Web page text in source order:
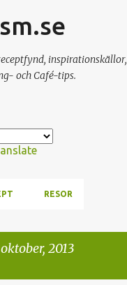
inspirationskällor,
och Café-tips.
RESOR
2013